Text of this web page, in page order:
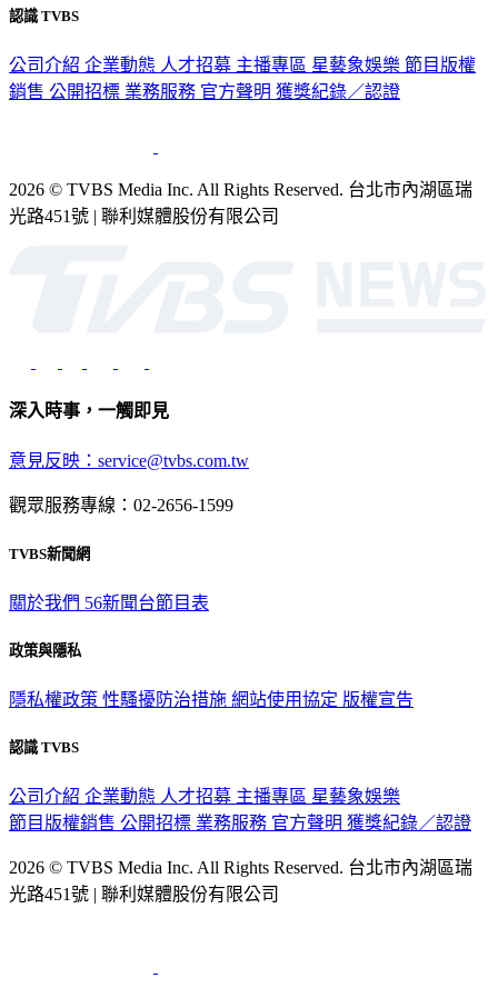
認識 TVBS
公司介紹 企業動態 人才招募 主播專區 星藝象娛樂 節目版權
銷售 公開招標 業務服務 官方聲明 獲獎紀錄／認證
2026 © TVBS Media Inc. All Rights Reserved. 台北市內湖區瑞
光路451號 | 聯利媒體股份有限公司
深入時事，一觸即見
意見反映：service@tvbs.com.tw
觀眾服務專線：02-2656-1599
TVBS新聞網
關於我們 56新聞台節目表
政策與隱私
隱私權政策 性騷擾防治措施 網站使用協定 版權宣告
認識 TVBS
公司介紹 企業動態 人才招募 主播專區 星藝象娛樂
節目版權銷售 公開招標 業務服務 官方聲明 獲獎紀錄／認證
2026 © TVBS Media Inc. All Rights Reserved. 台北市內湖區瑞
光路451號 | 聯利媒體股份有限公司